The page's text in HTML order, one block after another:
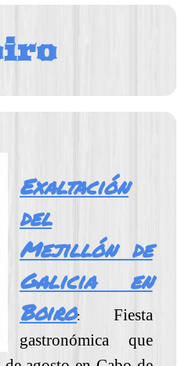
Exaltación
del
Mejillón de
Galicia en
Boiro:
Fiesta
gastronómica que